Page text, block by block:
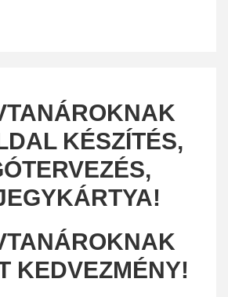
KÉSZÍTÉS,
KEDVEZMÉNY!